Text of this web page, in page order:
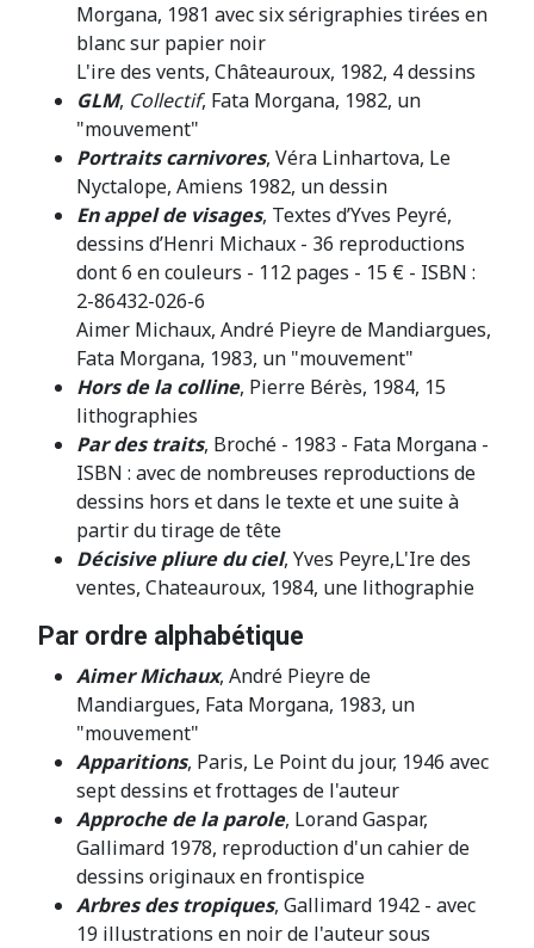
Morgana, 1981 avec six sérigraphies tirées en
blanc sur papier noir
L'ire des vents, Châteauroux, 1982, 4 dessins
GLM, Collectif, Fata Morgana, 1982, un
"mouvement"
Portraits carnivores, Véra Linhartova, Le
Nyctalope, Amiens 1982, un dessin
En appel de visages, Textes d’Yves Peyré,
dessins d’Henri Michaux - 36 reproductions
dont 6 en couleurs - 112 pages - 15 € - ISBN :
2-86432-026-6
Aimer Michaux, André Pieyre de Mandiargues,
Fata Morgana, 1983, un "mouvement"
Hors de la colline, Pierre Bérès, 1984, 15
lithographies
Par des traits, Broché - 1983 - Fata Morgana -
ISBN : avec de nombreuses reproductions de
dessins hors et dans le texte et une suite à
partir du tirage de tête
Décisive pliure du ciel, Yves Peyre,L'Ire des
ventes, Chateauroux, 1984, une lithographie
Par ordre alphabétique
Aimer Michaux, André Pieyre de
Mandiargues, Fata Morgana, 1983, un
"mouvement"
Apparitions, Paris, Le Point du jour, 1946 avec
sept dessins et frottages de l'auteur
Approche de la parole, Lorand Gaspar,
Gallimard 1978, reproduction d'un cahier de
dessins originaux en frontispice
Arbres des tropiques, Gallimard 1942 - avec
19 illustrations en noir de l'auteur sous